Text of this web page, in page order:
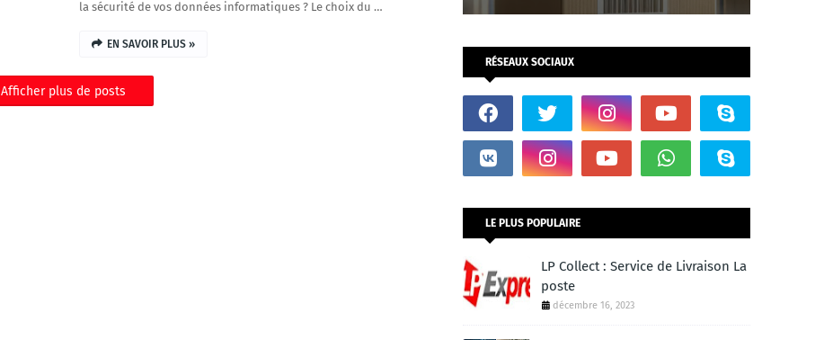
la sécurité de vos données informatiques ? Le choix du …
EN SAVOIR PLUS »
Afficher plus de posts
RÉSEAUX SOCIAUX
LE PLUS POPULAIRE
LP Collect : Service de Livraison La
poste
décembre 16, 2023